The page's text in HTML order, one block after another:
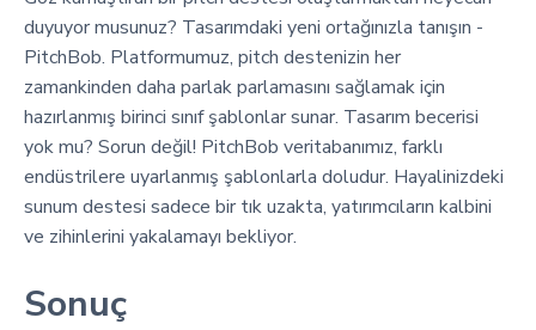
duyuyor musunuz? Tasarımdaki yeni ortağınızla tanışın -
PitchBob. Platformumuz, pitch destenizin her
zamankinden daha parlak parlamasını sağlamak için
hazırlanmış birinci sınıf şablonlar sunar. Tasarım becerisi
yok mu? Sorun değil! PitchBob veritabanımız, farklı
endüstrilere uyarlanmış şablonlarla doludur. Hayalinizdeki
sunum destesi sadece bir tık uzakta, yatırımcıların kalbini
ve zihinlerini yakalamayı bekliyor.
Sonuç